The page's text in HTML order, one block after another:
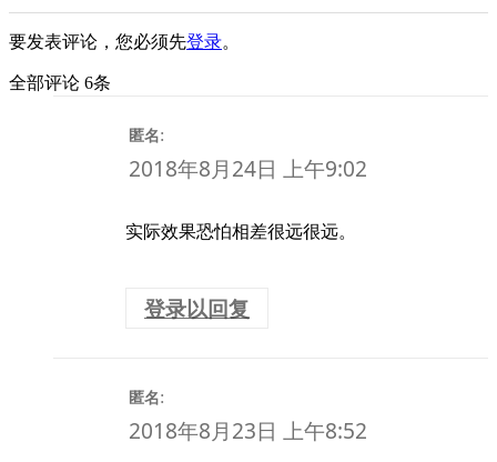
要发表评论，您必须先登录。
全部评论 6条
匿名:
2018年8月24日 上午9:02
实际效果恐怕相差很远很远。
登录以回复
匿名:
2018年8月23日 上午8:52